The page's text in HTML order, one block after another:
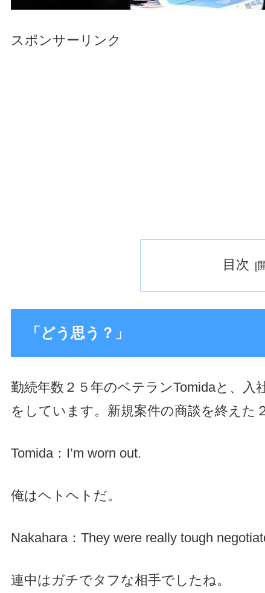
スポンサーリンク
目次
「どう思う？」
勤続年数２５年のベテランTomidaと、入
をしています。新規案件の商談を終えた
Tomida：I’m worn out.
俺はヘトヘトだ。
Nakahara：They were really tough
連中はガチでタフな相手でしたね。